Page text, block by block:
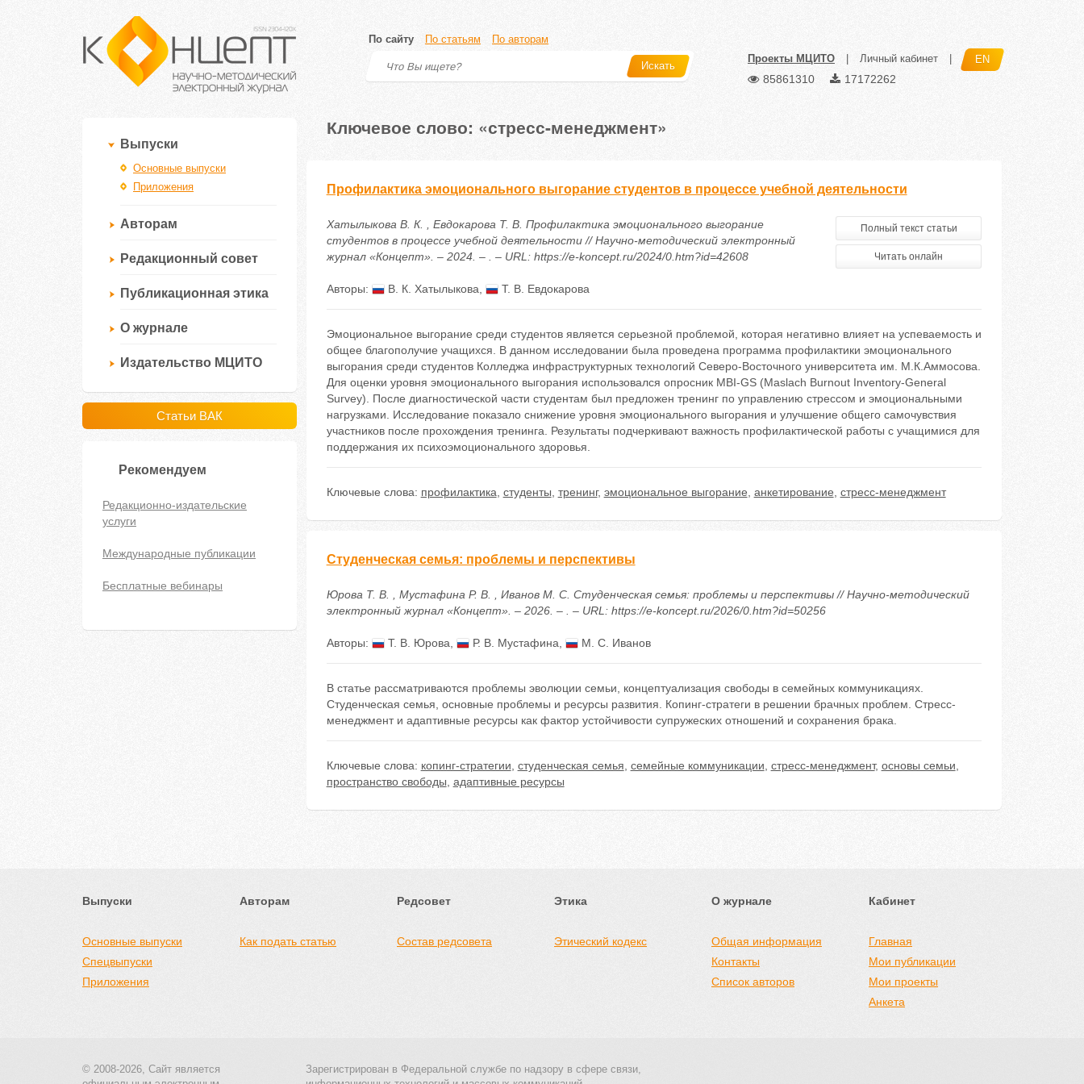
По сайту По статьям По авторам
Искать
Проекты МЦИТО Личный кабинет EN
85861310 17172262
Выпуски
Основные выпуски
Приложения
Авторам
Редакционный совет
Публикационная этика
О журнале
Издательство МЦИТО
Статьи ВАК
Рекомендуем
Редакционно-издательские
услуги
Международные публикации
Бесплатные вебинары
Ключевое слово: «стресс-менеджмент»
Профилактика эмоционального выгорание студентов в процессе учебной деятельности
Хатылыкова В. К. , Евдокарова Т. В. Профилактика эмоционального выгорание
студентов в процессе учебной деятельности // Научно-методический электронный
журнал «Концепт». – 2024. – . – URL: https://e-koncept.ru/2024/0.htm?id=42608
Полный текст статьи
Читать онлайн
Авторы: В. К. Хатылыкова Т. В. Евдокарова
Эмоциональное выгорание среди студентов является серьезной проблемой, которая негативно влияет на успеваемость и
общее благополучие учащихся. В данном исследовании была проведена программа профилактики эмоционального
выгорания среди студентов Колледжа инфраструктурных технологий Северо-Восточного университета им. М.К.Аммосова.
Для оценки уровня эмоционального выгорания использовался опросник MBI-GS (Maslach Burnout Inventory-General
Survey). После диагностической части студентам был предложен тренинг по управлению стрессом и эмоциональными
нагрузками. Исследование показало снижение уровня эмоционального выгорания и улучшение общего самочувствия
участников после прохождения тренинга. Результаты подчеркивают важность профилактической работы с учащимися для
поддержания их психоэмоционального здоровья.
Ключевые слова: профилактика студенты тренинг, эмоциональное выгорание анкетирование стресс-менеджмент
Студенческая семья: проблемы и перспективы
Юрова Т. В. , Мустафина Р. В. , Иванов М. С. Студенческая семья: проблемы и перспективы // Научно-методический
электронный журнал «Концепт». – 2026. – . – URL: https://e-koncept.ru/2026/0.htm?id=50256
Авторы: Т. В. Юрова Р. В. Мустафина М. С. Иванов
В статье рассматриваются проблемы эволюции семьи, концептуализация свободы в семейных коммуникациях.
Студенческая семья, основные проблемы и ресурсы развития. Копинг-стратеги в решении брачных проблем. Стресс-
менеджмент и адаптивные ресурсы как фактор устойчивости супружеских отношений и сохранения брака.
Ключевые слова: копинг-стратегии студенческая семья семейные коммуникации стресс-менеджмент, основы семьи
пространство свободы адаптивные ресурсы
Выпуски
Основные выпуски
Спецвыпуски
Приложения
Авторам
Как подать статью
Редсовет
Состав редсовета
Этика
Этический кодекс
О журнале
Общая информация
Контакты
Список авторов
Кабинет
Главная
Мои публикации
Мои проекты
Анкета
© 2008-2026, Сайт является
Зарегистрирован в Федеральной службе по надзору в сфере связи,